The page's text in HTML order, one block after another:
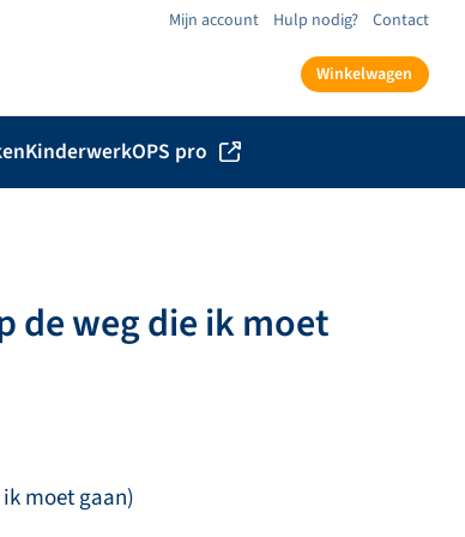
Mijn account Hulp nodig? Contact
Winkelwagen
KinderwerkOPS pro
de weg die ik moet
moet gaan)